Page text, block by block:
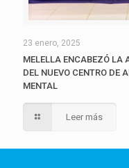
23 enero, 2025
MELELLA ENCABEZÓ LA
DEL NUEVO CENTRO DE
MENTAL
Leer más